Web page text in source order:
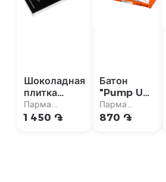
Шоколадная
плитка
"Bucheron
The
Парма
супермаркет
1 450 ֏
Батон
"Pump Up
Protein"
шоколад,
Парма
супермаркет
870 ֏